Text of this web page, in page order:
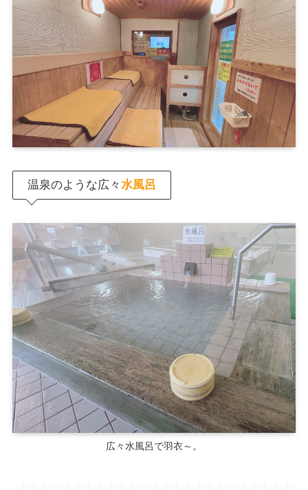
温泉のような広々水風呂
広々水風呂で羽衣～。